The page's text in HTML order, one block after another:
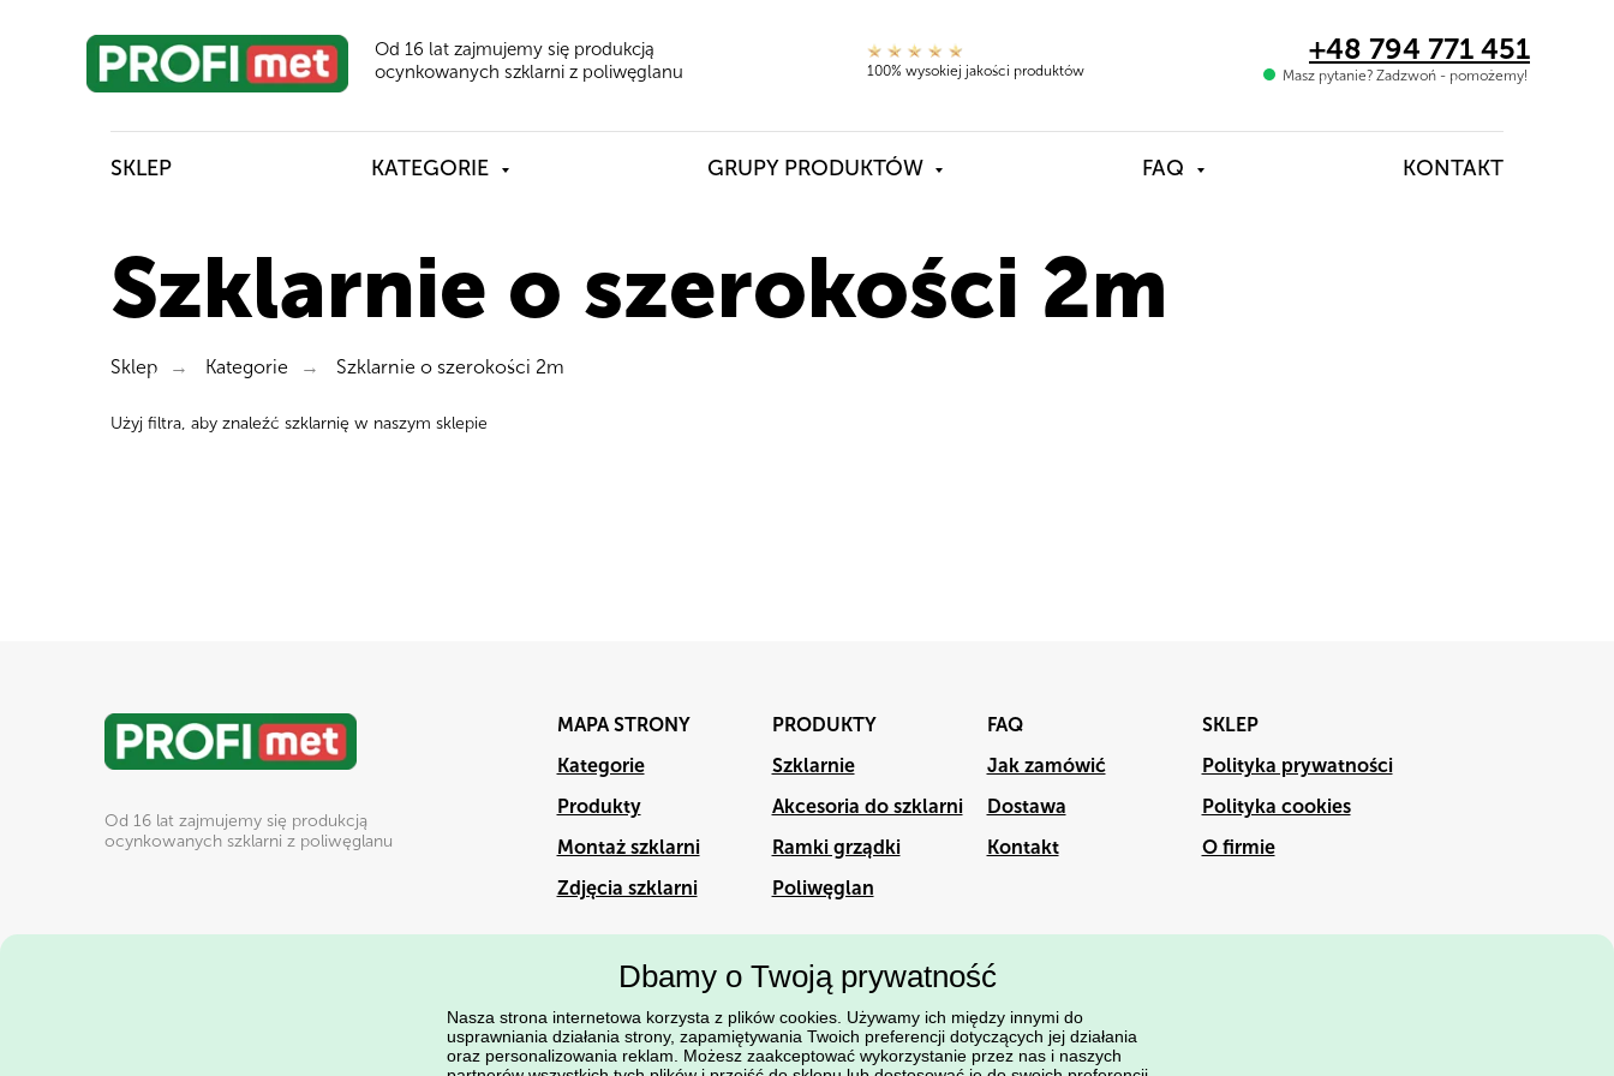
Od 16 lat zajmujemy się produkcją
ocynkowanych szklarni z poliwęglanu
Produkty Akcesoria O firmie
100% wysokiej jakości produktów
+48 794 771 451
Masz pytanie? Zadzwoń - pomożemy!
SKLEP KATEGORIE GRUPY PRODUKTÓW FAQ KONTAKT
Szklarnie o szerokości 2m
Sklep → Kategorie → Szklarnie o szerokości 2m
Użyj filtra, aby znaleźć szklarnię w naszym sklepie
Od 16 lat zajmujemy się produkcją
ocynkowanych szklarni z poliwęglanu
MAPA STRONY
Kategorie
Produkty
Montaż szklarni
Zdjęcia szklarni
PRODUKTY
Szklarnie
Akcesoria do szklarni
Ramki grządki
Poliwęglan
FAQ
Jak zamówić
Dostawa
Kontakt
SKLEP
Polityka prywatności
Polityka cookies
O firmie
© mocnaszklarnia.pl 2020-
2022
Dbamy o Twoją prywatność
Nasza strona internetowa korzysta z plików cookies. Używamy ich między innymi do
usprawniania działania strony, zapamiętywania Twoich preferencji dotyczących jej działania
oraz personalizowania reklam. Możesz zaakceptować wykorzystanie przez nas i naszych